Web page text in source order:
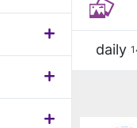
daily